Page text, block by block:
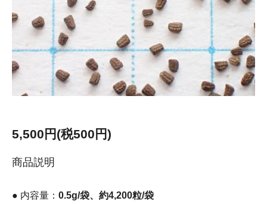
5,500円(税500円)
商品説明
● 内容量： 0.5g/袋、約4,200粒/袋